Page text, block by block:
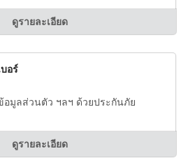
ดูรายละเอียด
อร์
อมูลส่วนตัว ฯลฯ ด้วยประกันภัย
ดูรายละเอียด